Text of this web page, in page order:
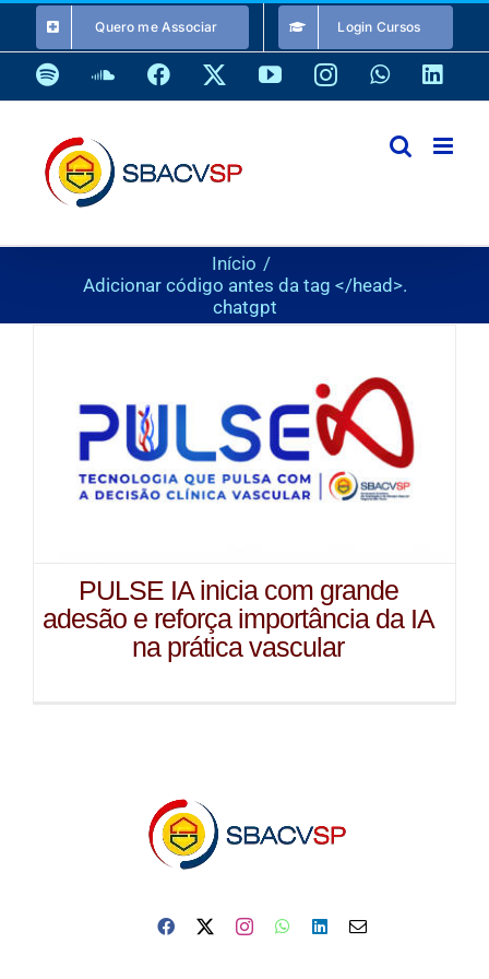
o
conteúdo
Quero me Associar Login Cursos
SpotifySoundCloud
Facebook YouTubeInstagramWhatsApp
Início
Adicionar código antes da tag </head>.
chatgpt
PULSE IA inicia com grande
adesão e reforça importância da IA
na prática vascular